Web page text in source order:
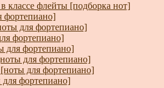
классе флейты [подборка нот]
фортепиано]
для фортепиано]
фортепиано]
для фортепиано]
для фортепиано]
для фортепиано]
фортепиано]